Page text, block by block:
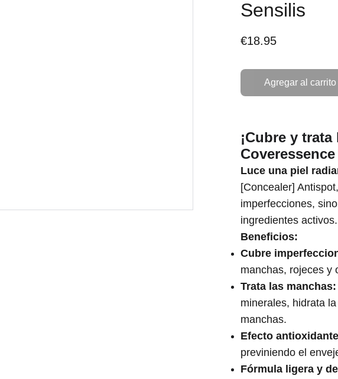
Sensilis
€18.95
Agregar al carrito
¡Cubre y
Luce una piel
[Concealer]
imperfecciones,
ingredientes activos.
Beneficios:
Cubre
manchas, rojeces y
Trata las manchas:
minerales, hidrata
manchas.
Efecto
previniendo el
Fórmula ligera y